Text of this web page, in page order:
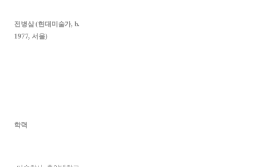
전병삼(현대미술가, b.
1977, 서울)
학력